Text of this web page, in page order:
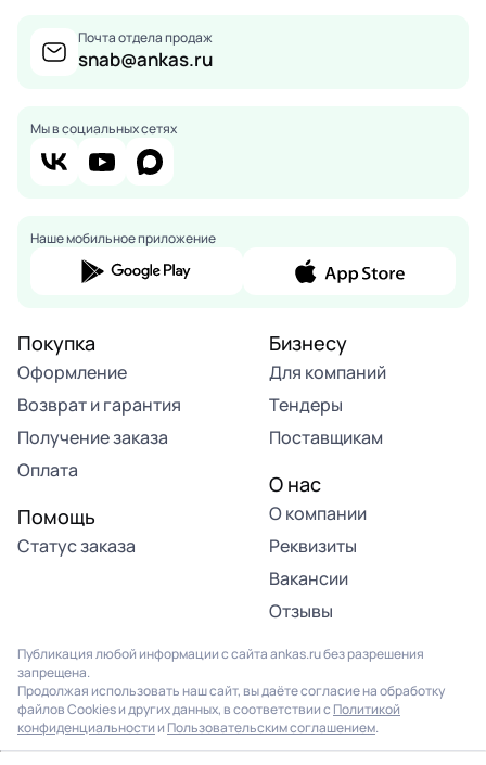
Почта отдела продаж
snab@ankas.ru
Мы в социальных сетях
Наше мобильное приложение
Покупка
Оформление
Возврат и гарантия
Получение заказа
Оплата
Помощь
Статус заказа
Бизнесу
Для компаний
Тендеры
Поставщикам
О нас
О компании
Реквизиты
Вакансии
Отзывы
Публикация любой информации с сайта ankas.ru без разрешения
запрещена.
Продолжая использовать наш сайт, вы даёте согласие на обработку
файлов Cookies и других данных, в соответствии с Политикой
конфиденциальности и Пользовательским соглашением.